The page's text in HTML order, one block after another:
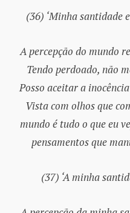
(36) ‘Minha santidade
A percepção do mundo
Tendo perdoado, não
Posso aceitar a
Vista com olhos que
mundo é tudo o que eu
pensamentos que
(37) ‘A minha